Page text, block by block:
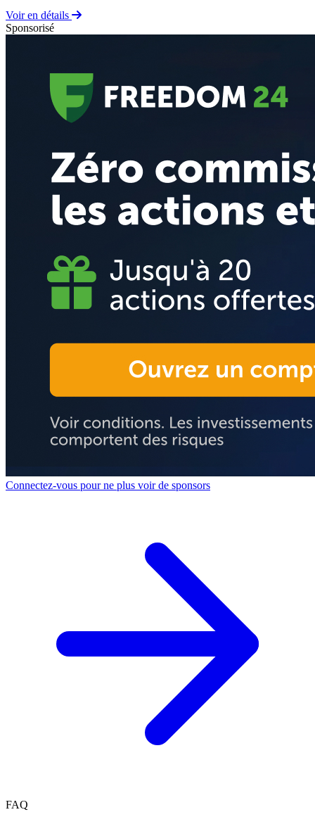
Voir en détails
Sponsorisé
Connectez-vous pour ne plus voir de sponsors
FAQ